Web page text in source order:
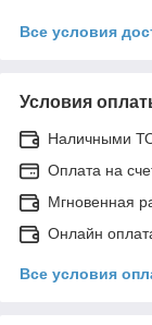
Все условия
Условия
Наличными
Оплата на
Мгновенная
Онлайн
Все условия